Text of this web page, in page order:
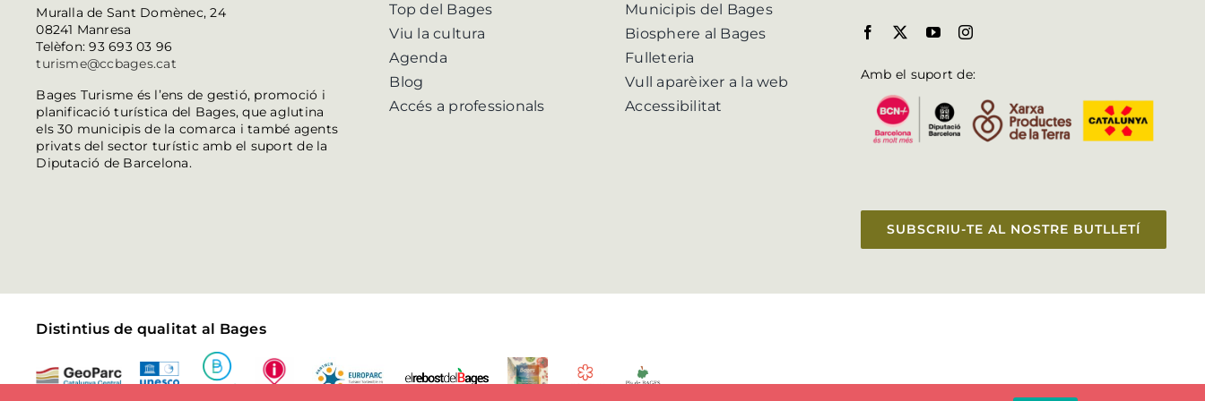
Muralla de Sant Domènec, 24
08241 Manresa
Telèfon: 93 693 03 96
turisme@ccbages.cat
Bages Turisme és l’ens de gestió, promoció i
planificació turística del Bages, que aglutina
els 30 municipis de la comarca i també agents
privats del sector turístic amb el suport de la
Diputació de Barcelona.
Top del Bages
Viu la cultura
Agenda
Blog
Accés a professionals
Municipis del Bages
Biosphere al Bages
Fulleteria
Vull aparèixer a la web
Accessibilitat
Amb el suport de:
SUBSCRIU-TE AL NOSTRE BUTLLETÍ
Distintius de qualitat al Bages